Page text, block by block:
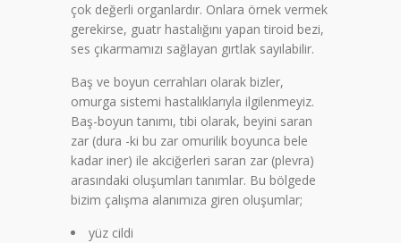
çok değerli organlardır. Onlara örnek vermek
gerekirse, guatr hastalığını yapan tiroid bezi,
ses çıkarmamızı sağlayan gırtlak sayılabilir.
Baş ve boyun cerrahları olarak bizler,
omurga sistemi hastalıklarıyla ilgilenmeyiz.
Baş-boyun tanımı, tıbi olarak, beyini saran
zar (dura -ki bu zar omurilik boyunca bele
kadar iner) ile akciğerleri saran zar (plevra)
arasındaki oluşumları tanımlar. Bu bölgede
bizim çalışma alanımıza giren oluşumlar;
yüz cildi